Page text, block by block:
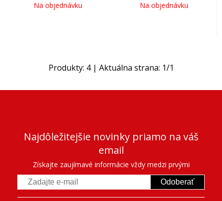
Na objednávku Na objednávku
Produkty: 4| Aktuálna strana: 1/1
Najdôležitejšie novinky priamo na váš
email
Získajte zaujímavé informácie vždy medzi prvými
Odoberať